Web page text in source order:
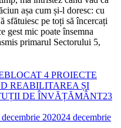
așa cum și-l doresc: cu
sfătuiesc pe toți să încercați
gest mic poate însemna
primarul Sectorului 5,
4 PROIECTE
REABILITAREA ȘI
DE ÎNVĂȚĂMÂNT23
202024 decembrie